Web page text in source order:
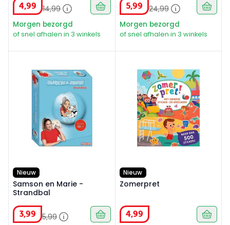
4,99 14,99
Morgen bezorgd
of snel afhalen in 3 winkels
5,99 24,99
Morgen bezorgd
of snel afhalen in 3 winkels
Nieuw
Samson en Marie -
Strandbal
3,99 5,99
Nieuw
Zomerpret
4,99